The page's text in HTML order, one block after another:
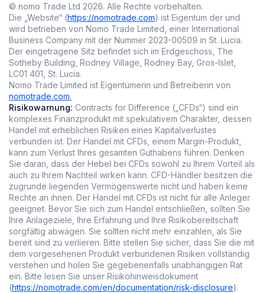
© nomo Trade Ltd 2026. Alle Rechte vorbehalten.
Die „Website“ (https://nomotrade.com) ist Eigentum der und
wird betrieben von Nomo Trade Limited, einer International
Business Company mit der Nummer 2023-00509 in St. Lucia.
Der eingetragene Sitz befindet sich im Erdgeschoss, The
Sotheby Building, Rodney Village, Rodney Bay, Gros-Islet,
LC01 401, St. Lucia.
Nomo Trade Limited ist Eigentümerin und Betreiberin von
nomotrade.com.
Risikowarnung: Contracts for Difference („CFDs“) sind ein
komplexes Finanzprodukt mit spekulativem Charakter, dessen
Handel mit erheblichen Risiken eines Kapitalverlustes
verbunden ist. Der Handel mit CFDs, einem Margin-Produkt,
kann zum Verlust Ihres gesamten Guthabens führen. Denken
Sie daran, dass der Hebel bei CFDs sowohl zu Ihrem Vorteil als
auch zu Ihrem Nachteil wirken kann. CFD-Händler besitzen die
zugrunde liegenden Vermögenswerte nicht und haben keine
Rechte an ihnen. Der Handel mit CFDs ist nicht für alle Anleger
geeignet. Bevor Sie sich zum Handel entschließen, sollten Sie
Ihre Anlageziele, Ihre Erfahrung und Ihre Risikobereitschaft
sorgfältig abwägen. Sie sollten nicht mehr einzahlen, als Sie
bereit sind zu verlieren. Bitte stellen Sie sicher, dass Sie die mit
dem vorgesehenen Produkt verbundenen Risiken vollständig
verstehen und holen Sie gegebenenfalls unabhängigen Rat
ein. Bitte lesen Sie unser Risikohinweisdokument
(https://nomotrade.com/en/documentation/risk-disclosure).